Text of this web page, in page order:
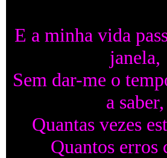
E a minha vida
janela,
Sem dar-me o
a saber,
Quantas vezes
Quantos erros